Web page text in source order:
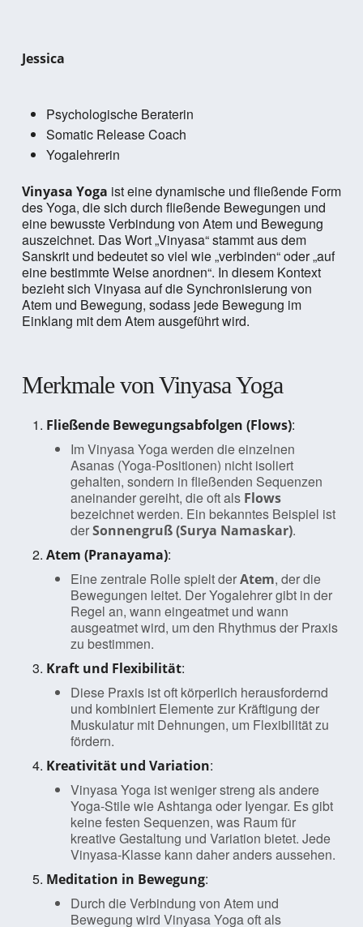
Jessica
Psychologische Beraterin
Somatic Release Coach
Yogalehrerin
Vinyasa Yoga ist eine dynamische und fließende Form
des Yoga, die sich durch fließende Bewegungen und
eine bewusste Verbindung von Atem und Bewegung
auszeichnet. Das Wort „Vinyasa“ stammt aus dem
Sanskrit und bedeutet so viel wie „verbinden“ oder „auf
eine bestimmte Weise anordnen“. In diesem Kontext
bezieht sich Vinyasa auf die Synchronisierung von
Atem und Bewegung, sodass jede Bewegung im
Einklang mit dem Atem ausgeführt wird.
Merkmale von Vinyasa Yoga
Fließende Bewegungsabfolgen (Flows):
Im Vinyasa Yoga werden die einzelnen
Asanas (Yoga-Positionen) nicht isoliert
gehalten, sondern in fließenden Sequenzen
aneinander gereiht, die oft als Flows
bezeichnet werden. Ein bekanntes Beispiel ist
derSonnengruß (Surya Namaskar).
Atem (Pranayama):
Eine zentrale Rolle spielt derAtem, der die
Bewegungen leitet. Der Yogalehrer gibt in der
Regel an, wann eingeatmet und wann
ausgeatmet wird, um den Rhythmus der Praxis
zu bestimmen.
Kraft und Flexibilität:
Diese Praxis ist oft körperlich herausfordernd
und kombiniert Elemente zur Kräftigung der
Muskulatur mit Dehnungen, um Flexibilität zu
fördern.
Kreativität und Variation:
Vinyasa Yoga ist weniger streng als andere
Yoga-Stile wie Ashtanga oder Iyengar. Es gibt
keine festen Sequenzen, was Raum für
kreative Gestaltung und Variation bietet. Jede
Vinyasa-Klasse kann daher anders aussehen.
Meditation in Bewegung:
Durch die Verbindung von Atem und
Bewegung wird Vinyasa Yoga oft als